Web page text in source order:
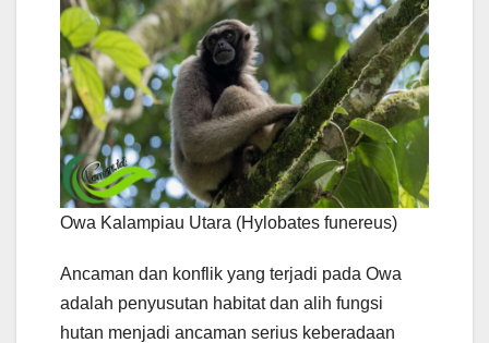
Owa Kalampiau Utara (Hylobates funereus)
Ancaman dan konflik yang terjadi pada Owa
adalah penyusutan habitat dan alih fungsi
hutan menjadi ancaman serius keberadaan